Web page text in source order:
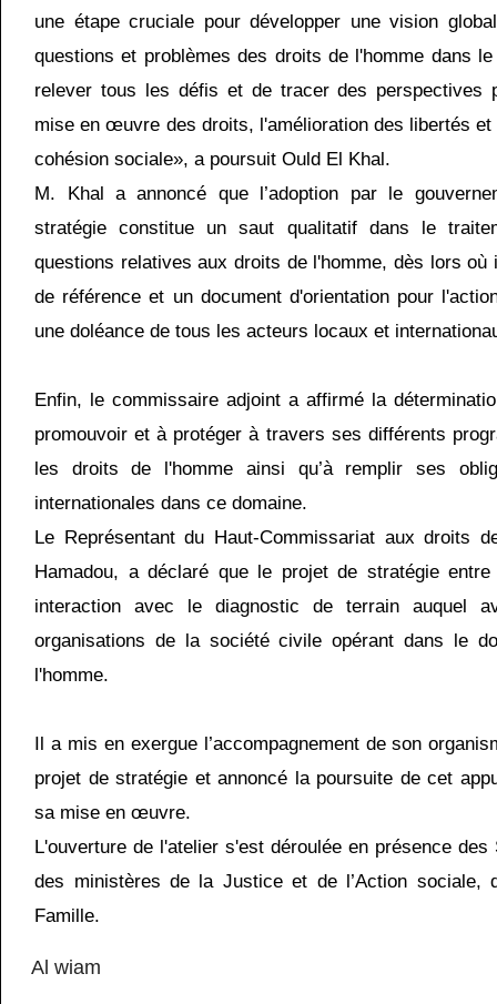
une étape cruciale pour développer une vision
questions et problèmes des droits de l'homme dans
relever tous les défis et de tracer des perspectives
mise en œuvre des droits, l'amélioration des libertés et
cohésion sociale», a poursuit Ould El Khal.
M. Khal a annoncé que l’adoption par le
stratégie constitue un saut qualitatif dans le
questions relatives aux droits de l'homme, dès lors où
de référence et un document d'orientation pour
une doléance de tous les acteurs locaux et
Enfin, le commissaire adjoint a affirmé la
promouvoir et à protéger à travers ses différents
les droits de l'homme ainsi qu’à remplir ses
internationales dans ce domaine.
Le Représentant du Haut-Commissariat aux droits
Hamadou, a déclaré que le projet de stratégie entre
interaction avec le diagnostic de terrain auquel
organisations de la société civile opérant dans le
l'homme.
Il a mis en exergue l’accompagnement de son
projet de stratégie et annoncé la poursuite de cet
sa mise en œuvre.
L'ouverture de l'atelier s'est déroulée en présence des
des ministères de la Justice et de l’Action sociale,
Famille.
Al wiam